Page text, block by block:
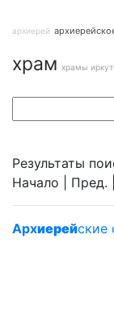
архиерей
храм храмы
Результаты
Начало | Пред. |
Архиерейские